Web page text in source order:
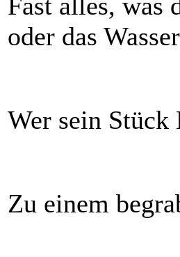
Fast alles, was
oder das
Wer sein
Zu einem